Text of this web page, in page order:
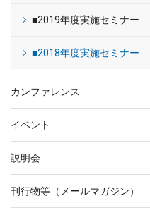
■2019年度実施セミナー
■2018年度実施セミナー
カンファレンス
イベント
説明会
刊行物等（メールマガジン）